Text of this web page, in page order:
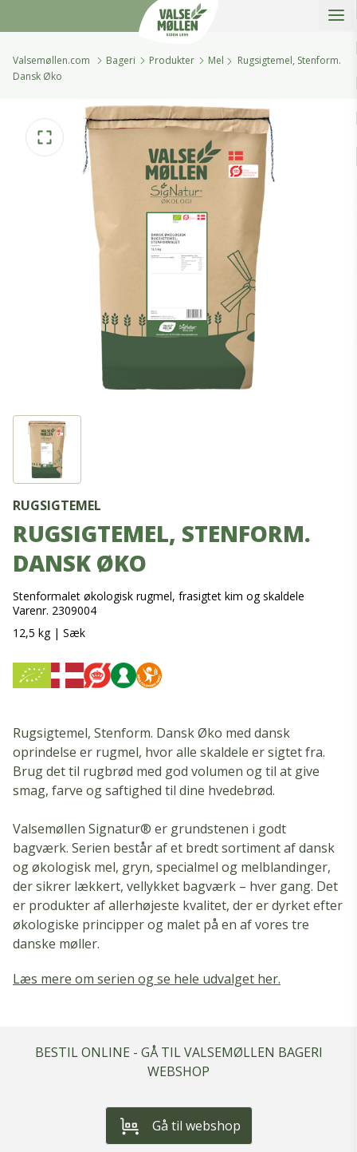
Valsemøllen.com Bageri Produkter Mel
Rugsigtemel, Stenform.
Dansk Øko
RUGSIGTEMEL
RUGSIGTEMEL, STENFORM.
DANSK ØKO
Stenformalet økologisk rugmel, frasigtet kim og skaldele
Varenr. 2309004
12,5 kg | Sæk
Rugsigtemel, Stenform. Dansk Øko med dansk
oprindelse er rugmel, hvor alle skaldele er sigtet fra.
Brug det til rugbrød med god volumen og til at give
smag, farve og saftighed til dine hvedebrød.
Valsemøllen Signatur® er grundstenen i godt
bagværk. Serien består af et bredt sortiment af dansk
og økologisk mel, gryn, specialmel og melblandinger,
der sikrer lækkert, vellykket bagværk – hver gang. Det
er produkter af allerhøjeste kvalitet, der er dyrket efter
økologiske principper og malet på en af vores tre
danske møller.
Læs mere om serien og se hele udvalget her.
BESTIL ONLINE - GÅ TIL VALSEMØLLEN BAGERI
WEBSHOP
Gå til webshop